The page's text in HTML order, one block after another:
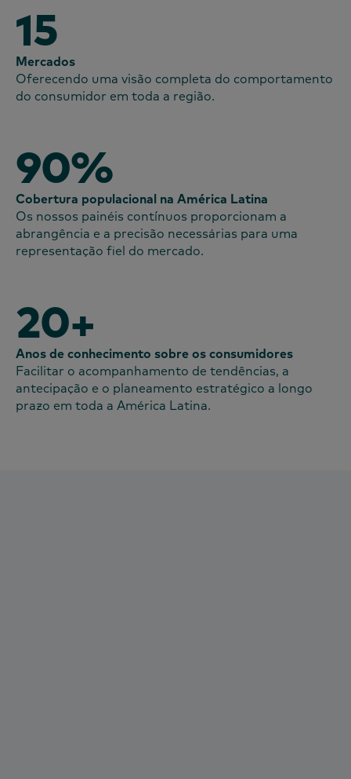
15
Mercados
Oferecendo uma visão completa do comportamento
do consumidor em toda a região.
90%
Cobertura populacional na América Latina
Os nossos painéis contínuos proporcionam a
abrangência e a precisão necessárias para uma
representação fiel do mercado.
20+
Anos de conhecimento sobre os consumidores
Facilitar o acompanhamento de tendências, a
antecipação e o planeamento estratégico a longo
prazo em toda a América Latina.